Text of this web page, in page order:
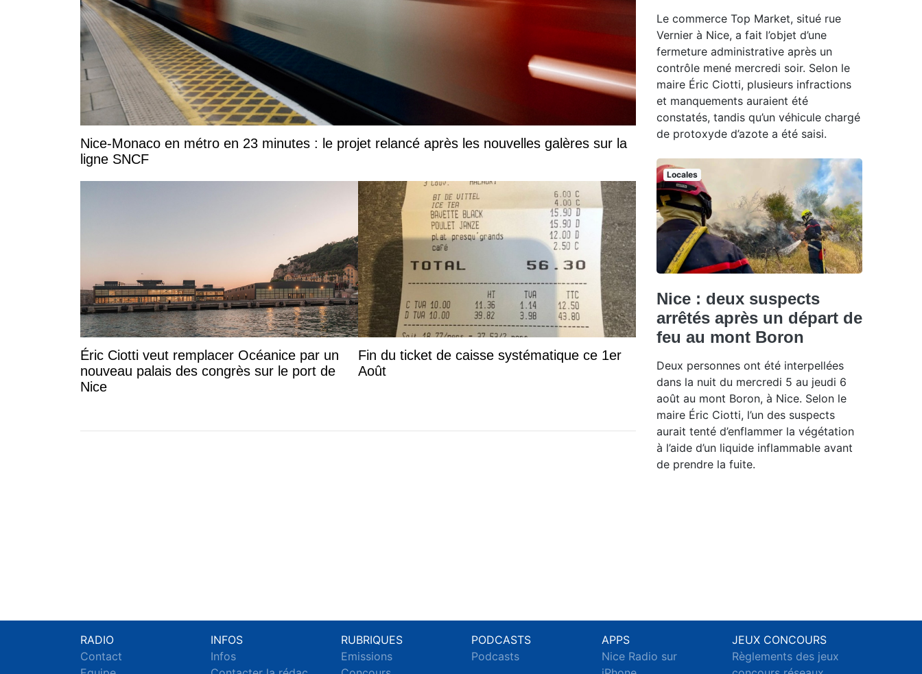
Nice-Monaco en métro en 23 minutes : le projet relancé après les nouvelles galères sur la
ligne SNCF
Éric Ciotti veut remplacer Océanice par un
nouveau palais des congrès sur le port de
Nice
Fin du ticket de caisse systématique ce 1er
Août
Le commerce Top Market, situé rue
Vernier à Nice, a fait l’objet d’une
fermeture administrative après un
contrôle mené mercredi soir. Selon le
maire Éric Ciotti, plusieurs infractions
et manquements auraient été
constatés, tandis qu’un véhicule chargé
de protoxyde d’azote a été saisi.
Locales
Nice : deux suspects
arrêtés après un départ de
feu au mont Boron
Deux personnes ont été interpellées
dans la nuit du mercredi 5 au jeudi 6
août au mont Boron, à Nice. Selon le
maire Éric Ciotti, l’un des suspects
aurait tenté d’enflammer la végétation
à l’aide d’un liquide inflammable avant
de prendre la fuite.
RADIO
Contact
INFOS
Infos
RUBRIQUES
Emissions
PODCASTS
Podcasts
APPS
Nice Radio sur
JEUX CONCOURS
Règlements des jeux